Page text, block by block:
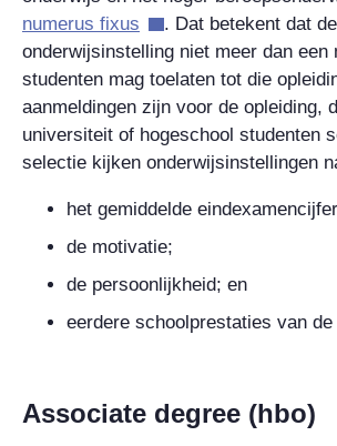
numerus fixus
. Dat betekent dat de
onderwijsinstelling niet meer dan een
studenten mag toelaten tot die
aanmeldingen zijn voor de opleiding,
universiteit of hogeschool studenten
selectie kijken onderwijsinstellingen
het gemiddelde
de motivatie;
de persoonlijkheid; en
eerdere schoolprestaties van de
Associate degree (hbo)